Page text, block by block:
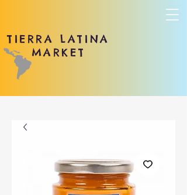
TIERRA LATINA
MARKET